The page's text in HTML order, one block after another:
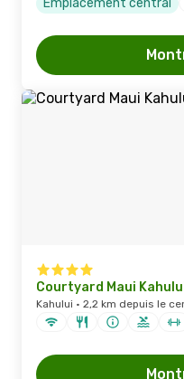
Courtyard Maui
Kahului · 2,2 km depuis le